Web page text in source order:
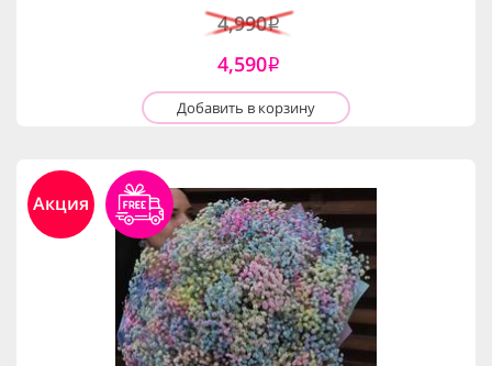
4,990i
4,590i
Добавить в корзину
Акция